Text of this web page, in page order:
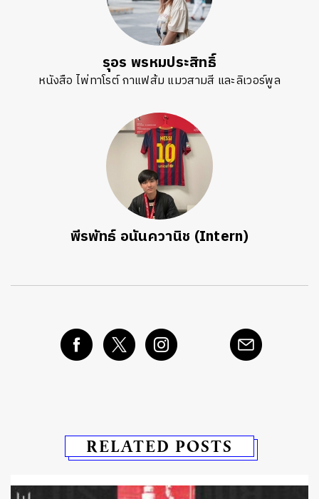
รุอร พรหมประสิทธิ์
หนังสือ ไพ่ทาโรต์ กาแฟส้ม แมวสามสี และลิเวอร์พูล
พีรพัทธ์ อนันควานิช (Intern)
RELATED POSTS